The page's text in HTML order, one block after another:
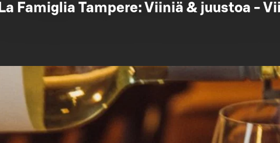
La Famiglia Tampere: Viiniä & juustoa -